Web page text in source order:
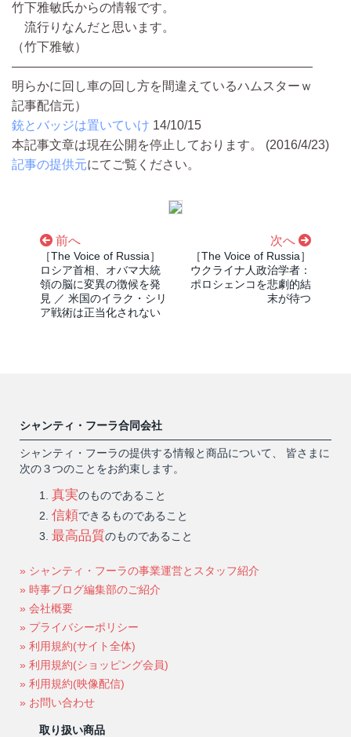
竹下雅敏氏からの情報です。
流行りなんだと思います。
（竹下雅敏）
————————————————————————
明らかに回し車の回し方を間違えているハムスターｗ
記事配信元）
銃とバッジは置いていけ 14/10/15
本記事文章は現在公開を停止しております。 (2016/4/23)
記事の提供元にてご覧ください。
前へ
［The Voice of Russia］
ロシア首相、オバマ大統
領の脳に変異の徴候を発
見 ／ 米国のイラク・シリ
ア戦術は正当化されない
次へ
［The Voice of Russia］
ウクライナ人政治学者：
ポロシェンコを悲劇的結
末が待つ
シャンティ・フーラ合同会社
シャンティ・フーラの提供する情報と商品について、 皆さまに
次の３つのことをお約束します。
真実のものであること
信頼できるものであること
最高品質のものであること
» シャンティ・フーラの事業運営とスタッフ紹介
» 時事ブログ編集部のご紹介
» 会社概要
» プライバシーポリシー
» 利用規約(サイト全体)
» 利用規約(ショッピング会員)
» 利用規約(映像配信)
» お問い合わせ
取り扱い商品